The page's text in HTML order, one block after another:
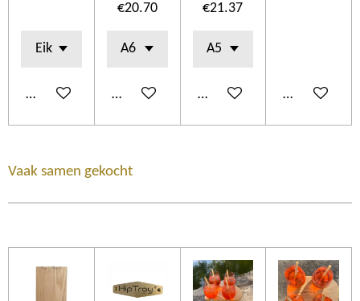
Add to cart
€20.70
Add to cart
€21.37
Add to cart Add to cart
Vaak samen gekocht